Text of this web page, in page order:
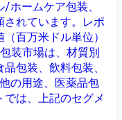
ホームケア包装、
れています。レポ
百万米ドル単位）
装市場は、材質別
包装、飲料包装、
の用途、医薬品包
は、上記のセグメ